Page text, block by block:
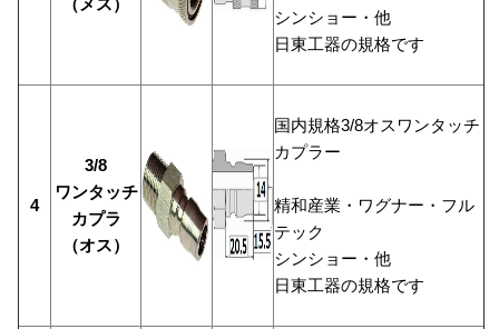
（メス）
シンショー・他
日東工器の規格です
4
3/8
ワンタッチ
カプラ
（オス）
国内規格3/8オスワンタッチ
カプラー
精和産業・ワグナー・フル
テック
シンショー・他
日東工器の規格です